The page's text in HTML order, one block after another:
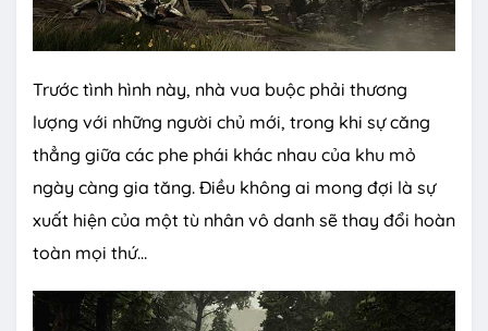
Trước tình hình này, nhà vua buộc phải thương
lượng với những người chủ mới, trong khi sự căng
thẳng giữa các phe phái khác nhau của khu mỏ
ngày càng gia tăng. Điều không ai mong đợi là sự
xuất hiện của một tù nhân vô danh sẽ thay đổi hoàn
toàn mọi thứ…